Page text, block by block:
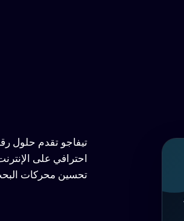
تيفاجو تقدم حلول
احترافي على
تحسين محركات